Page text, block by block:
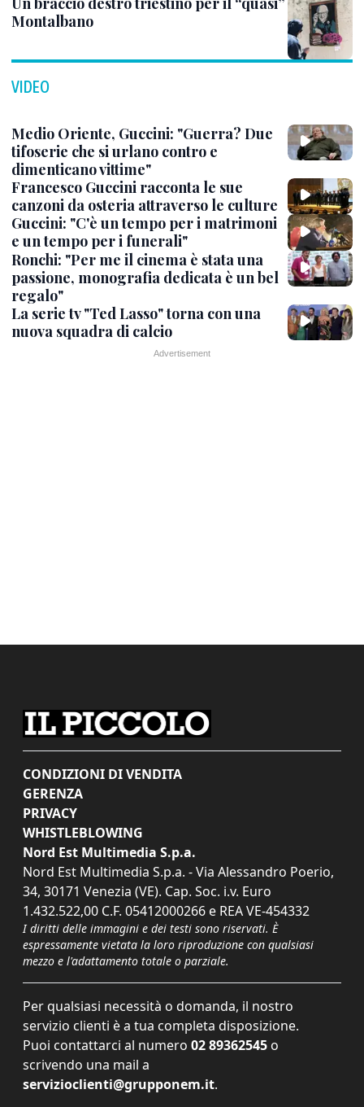
Montalbano
VIDEO
Medio Oriente, Guccini: "Guerra? Due
tifoserie che si urlano contro e
dimenticano vittime"
Francesco Guccini racconta le sue
canzoni da osteria attraverso le culture
Guccini: "C'è un tempo per i matrimoni
e un tempo per i funerali"
Ronchi: "Per me il cinema è stata una
passione, monografia dedicata è un bel
regalo"
La serie tv "Ted Lasso" torna con una
nuova squadra di calcio
CONDIZIONI DI VENDITA
GERENZA
PRIVACY
WHISTLEBLOWING
Nord Est Multimedia S.p.a.
Nord Est Multimedia S.p.a. - Via Alessandro Poerio,
34, 30171 Venezia (VE). Cap. Soc. i.v. Euro
1.432.522,00 C.F. 05412000266 e REA VE-454332
I diritti delle immagini e dei testi sono riservati. È
espressamente vietata la loro riproduzione con qualsiasi
mezzo e l'adattamento totale o parziale.
Per qualsiasi necessità o domanda, il nostro
servizio clienti è a tua completa disposizione.
Puoi contattarci al numero 02 89362545 o
scrivendo una mail a
servizioclienti@grupponem.it.